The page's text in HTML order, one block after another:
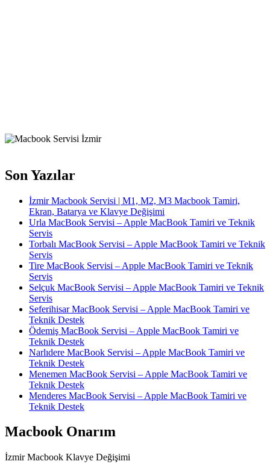
Son Yazılar
İzmir Macbook Servisi | M1, M2, M3 Macbook Tamiri,
Ekran, Batarya ve Klavye Değişimi
Urla MacBook Servisi – Apple MacBook Tamiri ve Teknik
Servis
Torbalı MacBook Servisi – Apple MacBook Tamiri ve Teknik
Servis
Tire MacBook Servisi – Apple MacBook Tamiri ve Teknik
Servis
Selçuk MacBook Servisi – Apple MacBook Tamiri ve Teknik
Servis
Seferihisar MacBook Servisi – Apple MacBook Tamiri ve
Teknik Destek
Ödemiş MacBook Servisi – Apple MacBook Tamiri ve
Teknik Destek
Narlıdere MacBook Servisi – Apple MacBook Tamiri ve
Teknik Destek
Menemen MacBook Servisi – Apple MacBook Tamiri ve
Teknik Destek
Menderes MacBook Servisi – Apple MacBook Tamiri ve
Teknik Destek
Macbook Onarım
İzmir Macbook Klavye Değişimi